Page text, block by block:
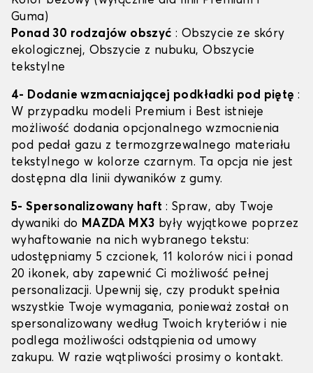
Guma)
Ponad 30 rodzajów obszyć : Obszycie ze skóry
ekologicznej, Obszycie z nubuku, Obszycie
tekstylne
4- Dodanie wzmacniającej podkładki pod piętę :
W przypadku modeli Premium i Best istnieje
możliwość dodania opcjonalnego wzmocnienia
pod pedał gazu z termozgrzewalnego materiału
tekstylnego w kolorze czarnym. Ta opcja nie jest
dostępna dla linii dywaników z gumy.
5- Spersonalizowany haft : Spraw, aby Twoje
dywaniki do MAZDA MX3 były wyjątkowe poprzez
wyhaftowanie na nich wybranego tekstu:
udostępniamy 5 czcionek, 11 kolorów nici i ponad
20 ikonek, aby zapewnić Ci możliwość pełnej
personalizacji. Upewnij się, czy produkt spełnia
wszystkie Twoje wymagania, ponieważ został on
spersonalizowany według Twoich kryteriów i nie
podlega możliwości odstąpienia od umowy
zakupu. W razie wątpliwości prosimy o kontakt.